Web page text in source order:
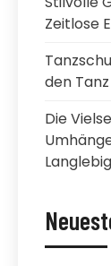
Zeitlose
den
Die